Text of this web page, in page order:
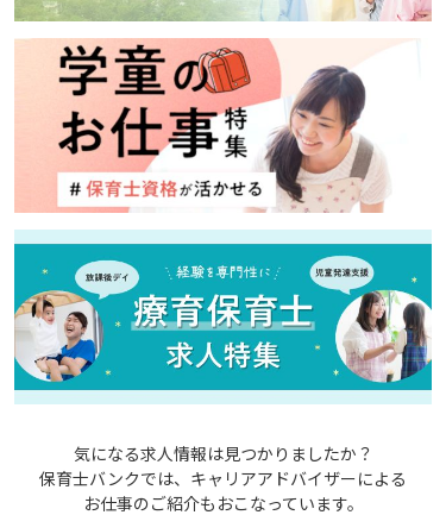
気になる求人情報は見つかりましたか？
保育士バンクでは、キャリアアドバイザーによる
お仕事のご紹介もおこなっています。